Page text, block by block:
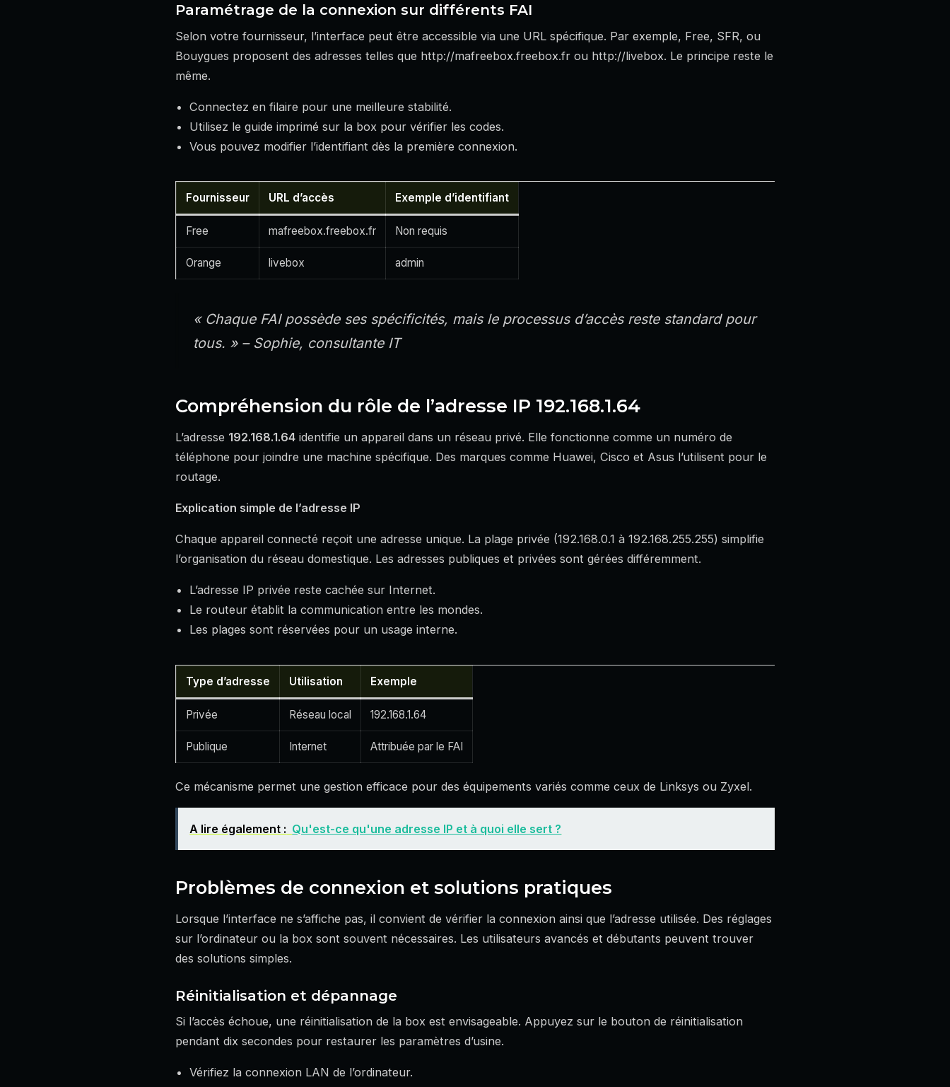
Paramétrage de la connexion sur différents FAI
Selon votre fournisseur, l’interface peut être accessible via une URL spécifique. Par exemple, Free, SFR, ou
Bouygues proposent des adresses telles que http://mafreebox.freebox.fr ou http://livebox. Le principe reste le
même.
Connectez en filaire pour une meilleure stabilité.
Utilisez le guide imprimé sur la box pour vérifier les codes.
Vous pouvez modifier l’identifiant dès la première connexion.
Fournisseur URL d’accès Exemple d’identifiant
Free mafreebox.freebox.fr Non requis
Orange livebox admin
« Chaque FAI possède ses spécificités, mais le processus d’accès reste standard pour
tous. » – Sophie, consultante IT
Compréhension du rôle de l’adresse IP 192.168.1.64
L’adresse 192.168.1.64 identifie un appareil dans un réseau privé. Elle fonctionne comme un numéro de
téléphone pour joindre une machine spécifique. Des marques comme Huawei, Cisco et Asus l’utilisent pour le
routage.
Explication simple de l’adresse IP
Chaque appareil connecté reçoit une adresse unique. La plage privée (192.168.0.1 à 192.168.255.255) simplifie
l’organisation du réseau domestique. Les adresses publiques et privées sont gérées différemment.
L’adresse IP privée reste cachée sur Internet.
Le routeur établit la communication entre les mondes.
Les plages sont réservées pour un usage interne.
Type d’adresse Utilisation Exemple
Privée Réseau local 192.168.1.64
Publique Internet Attribuée par le FAI
Ce mécanisme permet une gestion efficace pour des équipements variés comme ceux de Linksys ou Zyxel.
A lire également : Qu'est-ce qu'une adresse IP et à quoi elle sert ?
Problèmes de connexion et solutions pratiques
Lorsque l’interface ne s’affiche pas, il convient de vérifier la connexion ainsi que l’adresse utilisée. Des réglages
sur l’ordinateur ou la box sont souvent nécessaires. Les utilisateurs avancés et débutants peuvent trouver
des solutions simples.
Réinitialisation et dépannage
Si l’accès échoue, une réinitialisation de la box est envisageable. Appuyez sur le bouton de réinitialisation
pendant dix secondes pour restaurer les paramètres d’usine.
Vérifiez la connexion LAN de l’ordinateur.